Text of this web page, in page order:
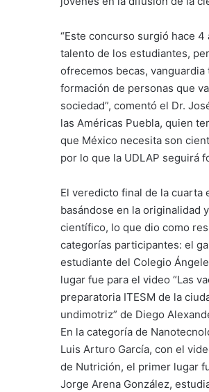
“Este concurso surgió hace
talento de los estudiantes,
ofrecemos becas,
formación de personas que
sociedad”, comentó el Dr.
las Américas Puebla, quien
que México necesita son
por lo que la UDLAP seguirá
El veredicto final de la cuarta
basándose en la originalidad
científico, lo que dio como
categorías participantes: el
estudiante del Colegio
lugar fue para el video “Las
preparatoria ITESM de la
undimotriz” de Diego
En la categoría de
Luis Arturo García, con el
de Nutrición, el primer lugar
Jorge Arena González,